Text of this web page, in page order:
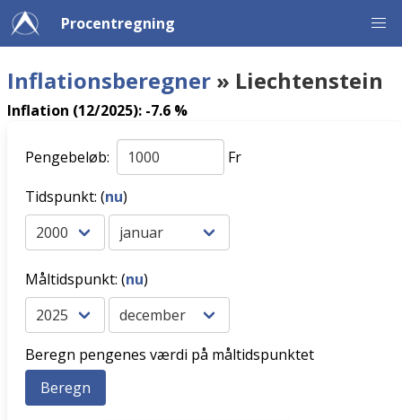
Procentregning
Inflationsberegner » Liechtenstein
Inflation (12/2025): -7.6 %
Pengebeløb:
Fr
Tidspunkt: (nu)
Måltidspunkt: (nu)
Beregn pengenes værdi på måltidspunktet